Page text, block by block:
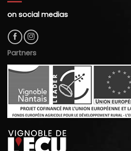
on social medias
Partners